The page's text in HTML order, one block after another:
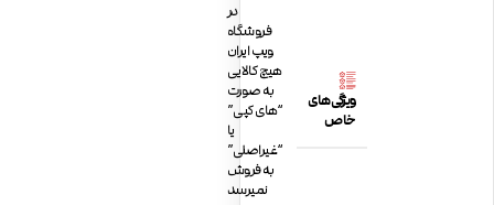
ویژگی‌های
خاص
در
فروشگاه
ویپ ایران
هیچ کالایی
به صورت
“های کپی”
یا
“غیراصلی”
به فروش
نمیرسد